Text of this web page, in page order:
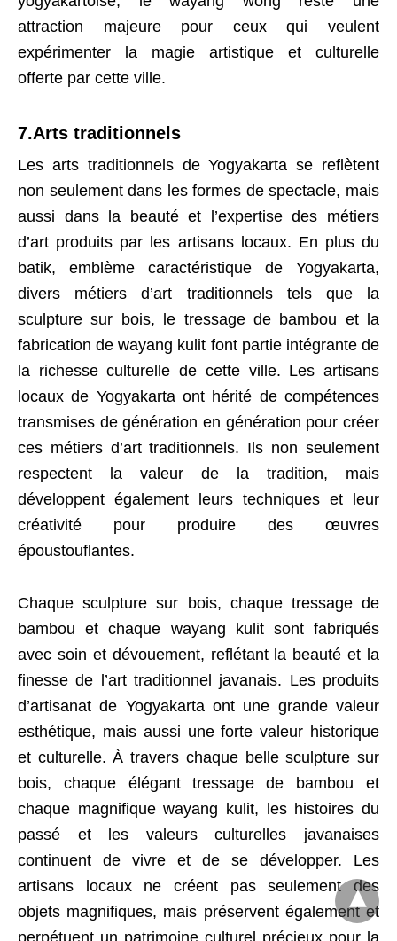
attraction majeure pour ceux qui veulent
expérimenter la magie artistique et culturelle
offerte par cette ville.
7.Arts traditionnels
Les arts traditionnels de Yogyakarta se reflètent
non seulement dans les formes de spectacle, mais
aussi dans la beauté et l’expertise des métiers
d’art produits par les artisans locaux. En plus du
batik, emblème caractéristique de Yogyakarta,
divers métiers d’art traditionnels tels que la
sculpture sur bois, le tressage de bambou et la
fabrication de wayang kulit font partie intégrante de
la richesse culturelle de cette ville. Les artisans
locaux de Yogyakarta ont hérité de compétences
transmises de génération en génération pour créer
ces métiers d’art traditionnels. Ils non seulement
respectent la valeur de la tradition, mais
développent également leurs techniques et leur
créativité pour produire des œuvres
époustouflantes.
Chaque sculpture sur bois, chaque tressage de
bambou et chaque wayang kulit sont fabriqués
avec soin et dévouement, reflétant la beauté et la
finesse de l’art traditionnel javanais. Les produits
d’artisanat de Yogyakarta ont une grande valeur
esthétique, mais aussi une forte valeur historique
et culturelle. À travers chaque belle sculpture sur
bois, chaque élégant tressage de bambou et
chaque magnifique wayang kulit, les histoires du
passé et les valeurs culturelles javanaises
continuent de vivre et de se développer. Les
artisans locaux ne créent pas seulement des
objets magnifiques, mais préservent également et
perpétuent un patrimoine culturel précieux pour la